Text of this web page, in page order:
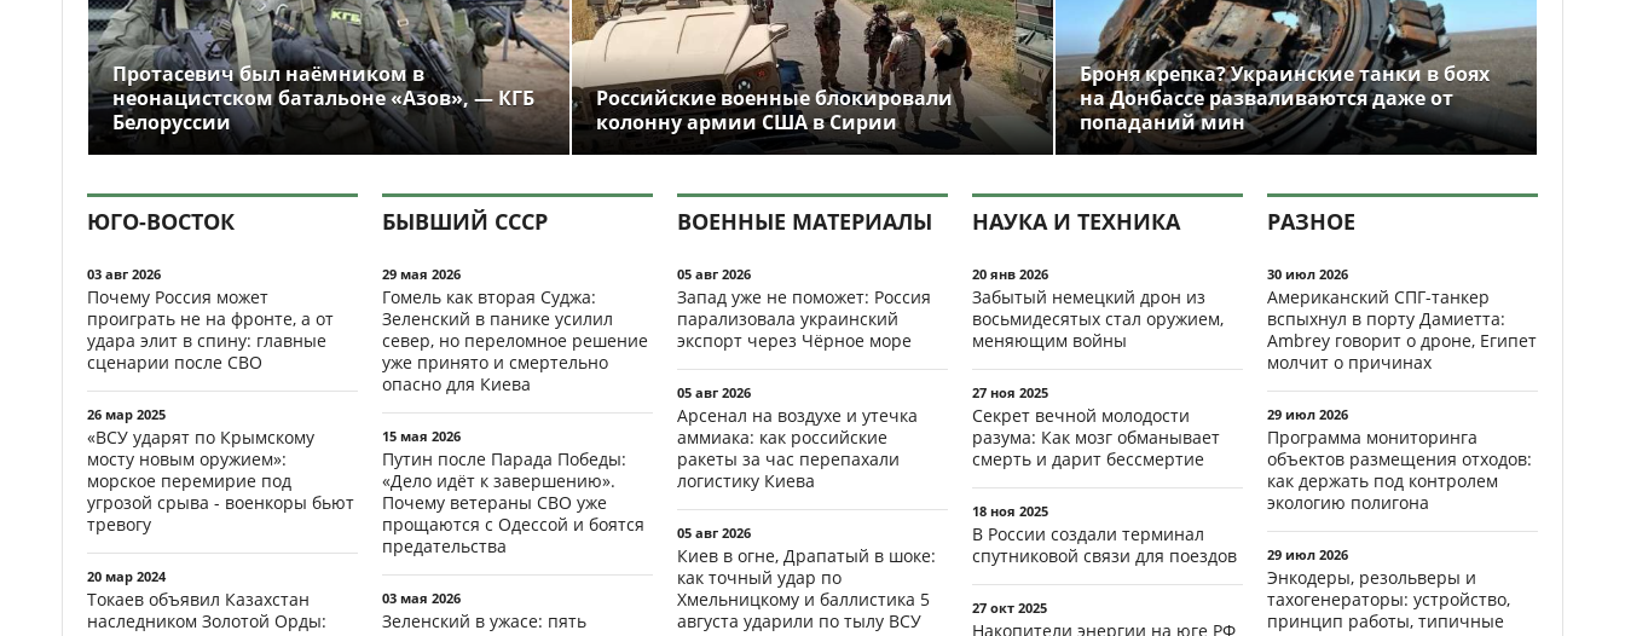
Протасевич был наёмником в
неонацистском батальоне «Азов», — КГБ
Белоруссии
Российские военные блокировали
колонну армии США в Сирии
Броня крепка? Украинские танки в боях
на Донбассе разваливаются даже от
попаданий мин
ЮГО-ВОСТОК
03 авг 2026
Почему Россия может
проиграть не на фронте, а от
удара элит в спину: главные
сценарии после СВО
26 мар 2025
«ВСУ ударят по Крымскому
мосту новым оружием»:
морское перемирие под
угрозой срыва - военкоры бьют
тревогу
20 мар 2024
Токаев объявил Казахстан
наследником Золотой Орды:
БЫВШИЙ СССР
29 мая 2026
Гомель как вторая Суджа:
Зеленский в панике усилил
север, но переломное решение
уже принято и смертельно
опасно для Киева
15 мая 2026
Путин после Парада Победы:
«Дело идёт к завершению».
Почему ветераны СВО уже
прощаются с Одессой и боятся
предательства
03 мая 2026
Зеленский в ужасе: пять
ВОЕННЫЕ МАТЕРИАЛЫ
05 авг 2026
Запад уже не поможет: Россия
парализовала украинский
экспорт через Чёрное море
05 авг 2026
Арсенал на воздухе и утечка
аммиака: как российские
ракеты за час перепахали
логистику Киева
05 авг 2026
Киев в огне, Драпатый в шоке:
как точный удар по
Хмельницкому и баллистика 5
августа ударили по тылу ВСУ
НАУКА И ТЕХНИКА
20 янв 2026
Забытый немецкий дрон из
восьмидесятых стал оружием,
меняющим войны
27 ноя 2025
Секрет вечной молодости
разума: Как мозг обманывает
смерть и дарит бессмертие
18 ноя 2025
В России создали терминал
спутниковой связи для поездов
27 окт 2025
Накопители энергии на юге РФ
РАЗНОЕ
30 июл 2026
Американский СПГ-танкер
вспыхнул в порту Дамиетта:
Ambrey говорит о дроне, Египет
молчит о причинах
29 июл 2026
Программа мониторинга
объектов размещения отходов:
как держать под контролем
экологию полигона
29 июл 2026
Энкодеры, резольверы и
тахогенераторы: устройство,
принцип работы, типичные